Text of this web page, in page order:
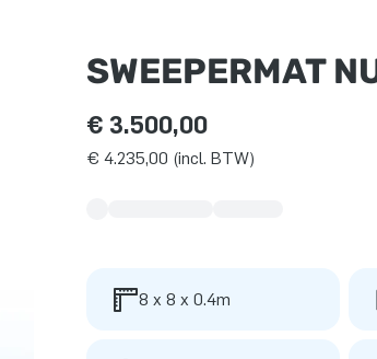
SWEEPERMAT
€ 3.500,00
€ 4.235,00 (incl. BTW)
8 x 8 x 0.4m